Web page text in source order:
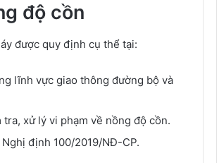
độ cồn
được quy định cụ thể tại:
lĩnh vực giao thông đường bộ và
xử lý vi phạm về nồng độ cồn.
định 100/2019/NĐ-CP.